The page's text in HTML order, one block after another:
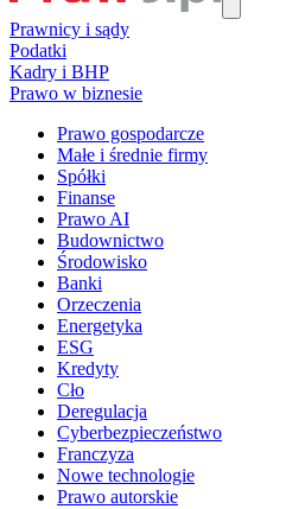
Prawnicy i sądy
Podatki
Kadry i BHP
Prawo w biznesie
Prawo gospodarcze
Małe i średnie firmy
Spółki
Finanse
Prawo AI
Budownictwo
Środowisko
Banki
Orzeczenia
Energetyka
ESG
Kredyty
Cło
Deregulacja
Cyberbezpieczeństwo
Franczyza
Nowe technologie
Prawo autorskie